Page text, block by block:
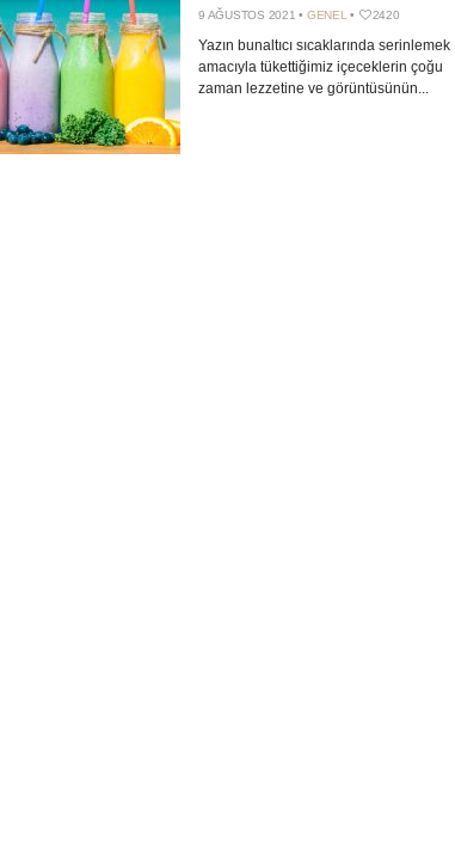
9 AĞUSTOS 2021 • GENEL • 2420
Yazın bunaltıcı sıcaklarında serinlemek
amacıyla tükettiğimiz içeceklerin çoğu
zaman lezzetine ve görüntüsünün...